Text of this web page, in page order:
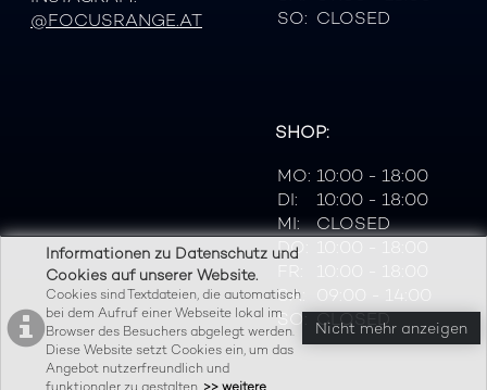
Informationen zu Datenschutz und
Cookies auf unserer Website.
Cookies sind Textdateien, die automatisch
bei dem Aufruf einer Webseite lokal im
Browser des Besuchers abgelegt werden.
Diese Website setzt Cookies ein, um das
Angebot nutzerfreundlich und
Nicht mehr anzeigen
@FOCUSRANGE.AT
SO: CLOSED
SHOP:
MO: 10:00 - 18:00
DI:
10:00 - 18:00
MI:
CLOSED
DO:
SA:
09:00 - 14:00
SO: CLOSED